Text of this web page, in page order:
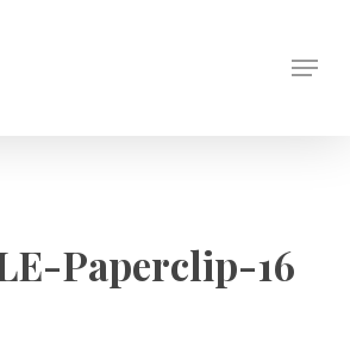
Menu
Paperclip-16
Close